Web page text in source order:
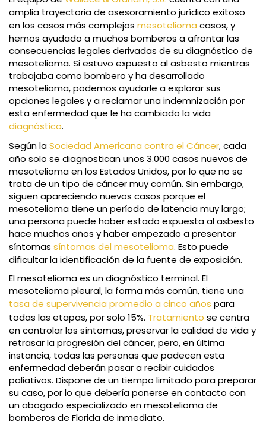
amplia trayectoria de asesoramiento jurídico exitoso
en los casos más complejos mesotelioma casos, y
hemos ayudado a muchos bomberos a afrontar las
consecuencias legales derivadas de su diagnóstico de
mesotelioma. Si estuvo expuesto al asbesto mientras
trabajaba como bombero y ha desarrollado
mesotelioma, podemos ayudarle a explorar sus
opciones legales y a reclamar una indemnización por
esta enfermedad que le ha cambiado la vida
diagnóstico.
Según laSociedad Americana contra el Cáncer, cada
año solo se diagnostican unos 3.000 casos nuevos de
mesotelioma en los Estados Unidos, por lo que no se
trata de un tipo de cáncer muy común. Sin embargo,
siguen apareciendo nuevos casos porque el
mesotelioma tiene un período de latencia muy largo;
una persona puede haber estado expuesta al asbesto
hace muchos años y haber empezado a presentar
síntomas síntomas del mesotelioma. Esto puede
dificultar la identificación de la fuente de exposición.
El mesotelioma es un diagnóstico terminal. El
mesotelioma pleural, la forma más común, tiene una
tasa de supervivencia promedio a cinco años para
todas las etapas, por solo 15%. Tratamiento se centra
en controlar los síntomas, preservar la calidad de vida y
retrasar la progresión del cáncer, pero, en última
instancia, todas las personas que padecen esta
enfermedad deberán pasar a recibir cuidados
paliativos. Dispone de un tiempo limitado para preparar
su caso, por lo que debería ponerse en contacto con
un abogado especializado en mesotelioma de
bomberos de Florida de inmediato.